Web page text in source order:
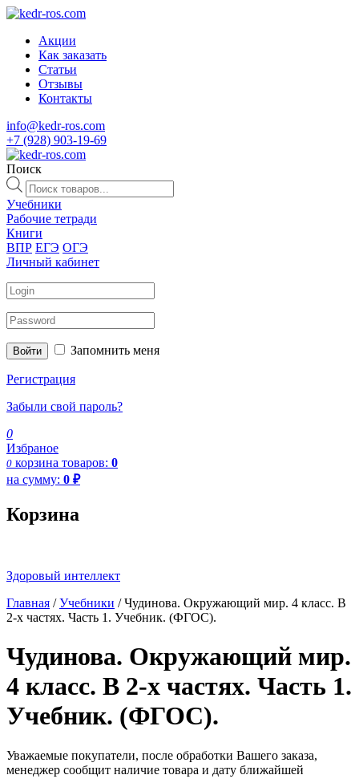
Акции
Как заказать
Статьи
Отзывы
Контакты
info@kedr-ros.com
+7 (928) 903-19-69
Поиск
Поиск
товаров
Учебники
Рабочие тетради
Книги
ВПР ЕГЭ ОГЭ
Личный кабинет
Войти Запомнить меня
Регистрация
Забыли свой пароль?
0
Избраное
0 корзина товаров: 0
на сумму: 0 ₽
Корзина
Здоровый интеллект
Главная /Учебники / Чудинова. Окружающий мир. 4 класс. В
2-х частях. Часть 1. Учебник. (ФГОС).
Чудинова. Окружающий мир.
4 класс. В 2-х частях. Часть 1.
Учебник. (ФГОС).
Уважаемые покупатели, после обработки Вашего заказа,
менеджер сообщит наличие товара и дату ближайшей